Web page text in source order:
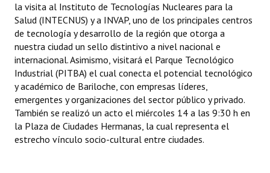
la visita al Instituto de Tecnologías Nucleares para la
Salud (INTECNUS) y a INVAP, uno de los principales centros
de tecnología y desarrollo de la región que otorga a
nuestra ciudad un sello distintivo a nivel nacional e
internacional. Asimismo, visitará el Parque Tecnológico
Industrial (PITBA) el cual conecta el potencial tecnológico
y académico de Bariloche, con empresas líderes,
emergentes y organizaciones del sector público y privado.
También se realizó un acto el miércoles 14 a las 9:30 h en
la Plaza de Ciudades Hermanas, la cual representa el
estrecho vínculo socio-cultural entre ciudades.